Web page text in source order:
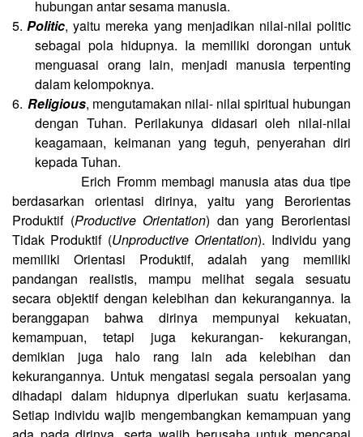
hubungan antar sesama manusia.
5. Politic, yaitu mereka yang menjadikan nilai-nilai politic
sebagai pola hidupnya. Ia memiliki dorongan untuk
menguasai orang lain, menjadi manusia terpenting
dalam kelompoknya.
6. Religious, mengutamakan nilai- nilai spiritual hubungan
dengan Tuhan. Perilakunya didasari oleh nilai-nilai
keagamaan, keimanan yang teguh, penyerahan diri
kepada Tuhan.
Erich Fromm membagi manusia atas dua tipe
berdasarkan orientasi dirinya, yaitu yang Berorientas
Produktif (Productive Orientation) dan yang Berorientasi
Tidak Produktif (Unproductive Orientation). Individu yang
memiliki Orientasi Produktif, adalah yang memiliki
pandangan realistis, mampu melihat segala sesuatu
secara objektif dengan kelebihan dan kekurangannya. Ia
beranggapan bahwa dirinya mempunyai kekuatan,
kemampuan, tetapi juga kekurangan- kekurangan,
demikian juga halo rang lain ada kelebihan dan
kekurangannya. Untuk mengatasi segala persoalan yang
dihadapi dalam hidupnya diperlukan suatu kerjasama.
Setiap individu wajib mengembangkan kemampuan yang